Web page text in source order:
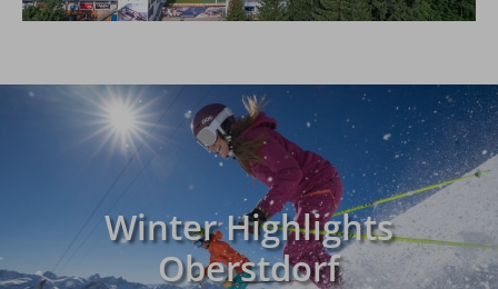
Winter Highlights
Oberstdorf